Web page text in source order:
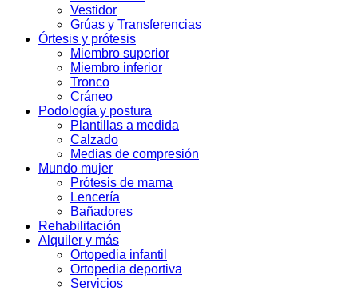
Vestidor
Grúas y Transferencias
Órtesis y prótesis
Miembro superior
Miembro inferior
Tronco
Cráneo
Podología y postura
Plantillas a medida
Calzado
Medias de compresión
Mundo mujer
Prótesis de mama
Lencería
Bañadores
Rehabilitación
Alquiler y más
Ortopedia infantil
Ortopedia deportiva
Servicios